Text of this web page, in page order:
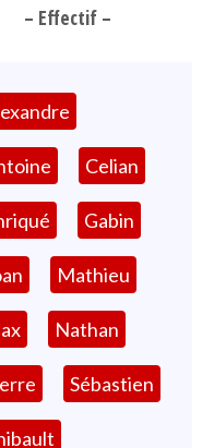
– Effectif –
Celian
Gabin
Mathieu
Nathan
Sébastien